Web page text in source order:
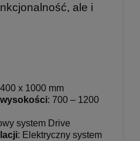
ale i
x 1000 mm
: 700 – 1200
system Drive
: Elektryczny system